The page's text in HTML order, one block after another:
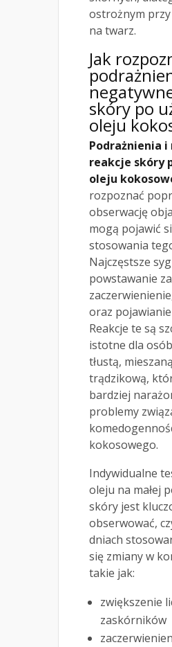
ostrożnym
na twarz.
Jak
skóry po
oleju
Podrażnienia
reakcje skóry
oleju
rozpoznać
obserwację
mogą pojawić
stosowania
Najczęstsze
powstawanie
oraz
Reakcje te są
istotne dla
tłustą,
trądzikową,
bardziej
problemy
kokosowego.
Indywidualne
oleju na małej
skóry jest
obserwować,
dniach
się zmiany w
takie jak:
zwiększenie
zaskórników